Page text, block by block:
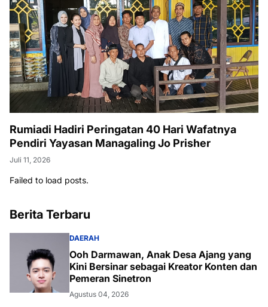
Rumiadi Hadiri Peringatan 40 Hari Wafatnya
Pendiri Yayasan Managaling Jo Prisher
Juli 11, 2026
Failed to load posts.
Berita Terbaru
DAERAH
Ooh Darmawan, Anak Desa Ajang yang
Kini Bersinar sebagai Kreator Konten dan
Pemeran Sinetron
Agustus 04, 2026